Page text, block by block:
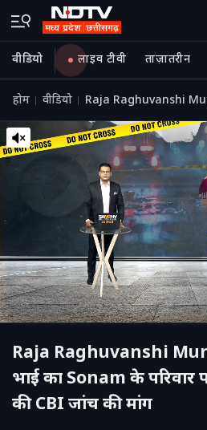
वीडियो लाइव टीवी ताज़ातरीन
होम वीडियो Raja Raghuvanshi
Raja Raghuvanshi
भाई का Sonam के परिवार
की CBI जांच की मांग